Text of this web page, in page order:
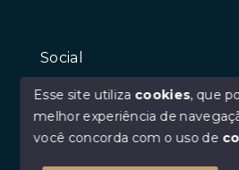
Olá! Estamos
Social
Facebook
Youtube
Esse site utiliza cookies, que
melhor experiência de
você concorda com o uso de